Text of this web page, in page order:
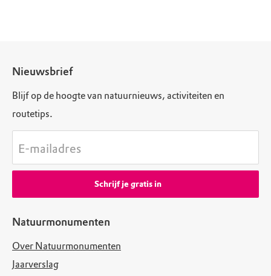
Natuurmonumenten
Over Natuurmonumenten
Jaarverslag
Nieuwsbrief
Blijf op de hoogte van natuurnieuws, activiteiten en
routetips.
E-mailadres
Schrijf je gratis in